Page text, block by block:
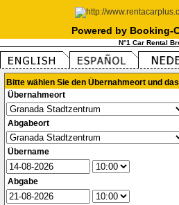
Powered by Booking-
N°1 Car Rental
Bitte wählen Sie den Übernahmeort und
Übernahmeort
Abgabeort
Übername
Abgabe